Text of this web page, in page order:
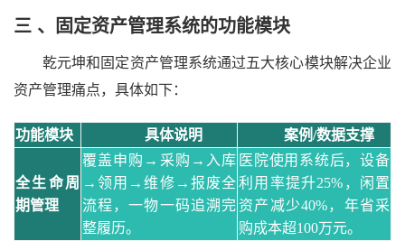
三 、 固定资产管理系统的功能模块
乾元坤和固定资产管理系统通过五大核心模块解决企业
资产管理痛点，具体如下：
功能模块 具体说明 案例/数据支撑
全生命周
期管理
覆盖申购 →采购→入库
→领用→维修→报废全
流程，一物一码追溯完
整履历。
医院使用 系统后，设备
利用率提升25%，闲置
资产减少40%，年省采
购成本超100万元。